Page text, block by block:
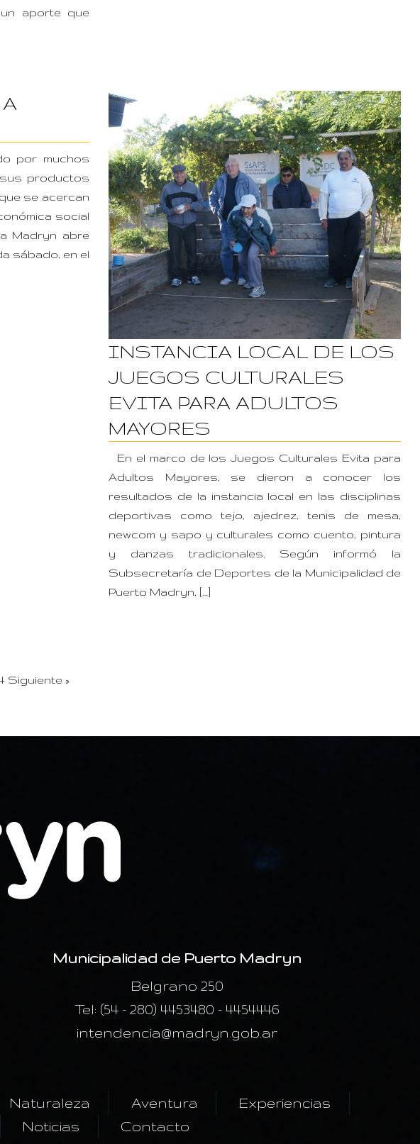
aporte que
por muchos
productos
se acercan
social
Madryn abre
sábado, en el
INSTANCIA LOCAL DE LOS
JUEGOS CULTURALES
EVITA PARA ADULTOS
MAYORES
En el marco de los Juegos Culturales Evita para
Adultos Mayores, se dieron a conocer los
resultados de la instancia local en las disciplinas
deportivas como tejo, ajedrez, tenis de mesa,
newcom y sapo y culturales como cuento, pintura
y danzas tradicionales. Según informó la
Subsecretaría de Deportes de la Municipalidad de
Puerto Madryn, […]
Siguiente »
Municipalidad de Puerto Madryn
Belgrano 250
Tel: (54 - 280) 4453480 - 4454446
intendencia@madryn.gob.ar
Naturaleza Aventura
Experiencias
Noticias Contacto